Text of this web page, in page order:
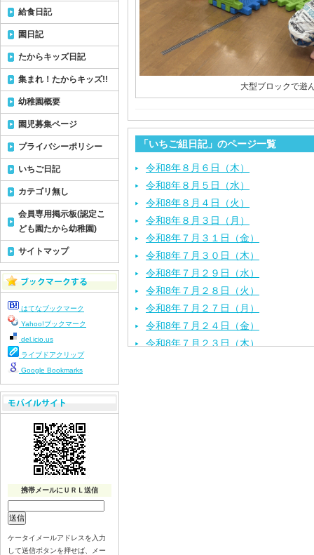
大型ブロックで遊
「いちご組日記」のページ一覧
令和8年８月６日（木）
令和8年８月５日（水）
令和8年８月４日（火）
令和8年８月３日（月）
令和8年７月３１日（金）
令和8年７月３０日（木）
令和8年７月２９日（水）
令和8年７月２８日（火）
令和8年７月２７日（月）
令和8年７月２４日（金）
令和8年７月２３日（木）
給食日記
園日記
たからキッズ日記
集まれ！たからキッズ!!
幼稚園概要
園児募集ページ
プライバシーポリシー
いちご日記
カテゴリ無し
会員専用掲示板(認定こ
ども園たから幼稚園)
サイトマップ
はてなブックマーク
Yahoo!ブックマーク
del.icio.us
ライブドアクリップ
Google Bookmarks
携帯メールにＵＲＬ送信
ケータイメールアドレスを入力
して送信ボタンを押せば、メー